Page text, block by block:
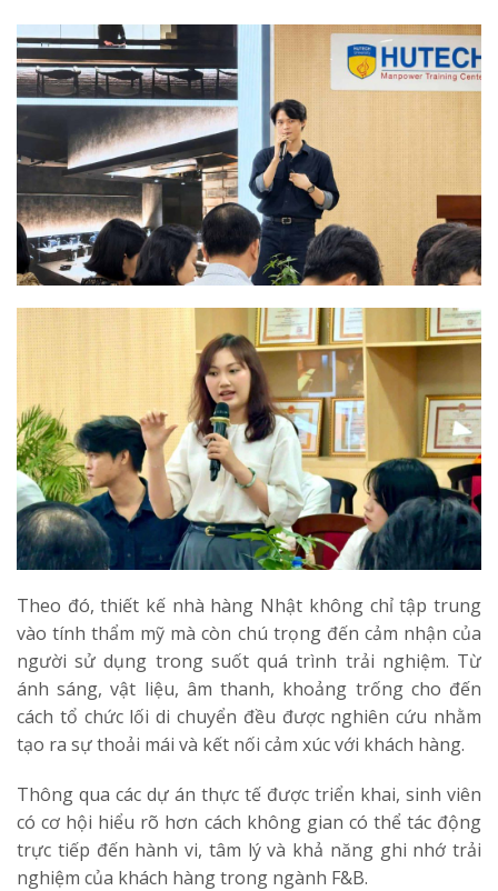
Theo đó, thiết kế nhà hàng Nhật không chỉ tập trung
vào tính thẩm mỹ mà còn chú trọng đến cảm nhận của
người sử dụng trong suốt quá trình trải nghiệm. Từ
ánh sáng, vật liệu, âm thanh, khoảng trống cho đến
cách tổ chức lối di chuyển đều được nghiên cứu nhằm
tạo ra sự thoải mái và kết nối cảm xúc với khách hàng.
Thông qua các dự án thực tế được triển khai, sinh viên
có cơ hội hiểu rõ hơn cách không gian có thể tác động
trực tiếp đến hành vi, tâm lý và khả năng ghi nhớ trải
nghiệm của khách hàng trong ngành F&B.